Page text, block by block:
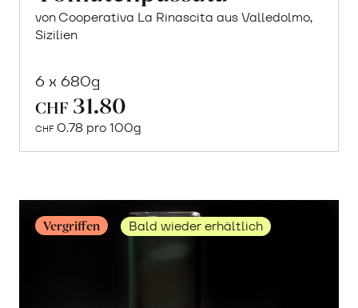
von Cooperativa La Rinascita aus Valledolmo,
Sizilien
6 x 680g
CHF 31.80
CHF 0.78 pro 100g
Warenkorb
Vergriffen Bald wieder erhältlich